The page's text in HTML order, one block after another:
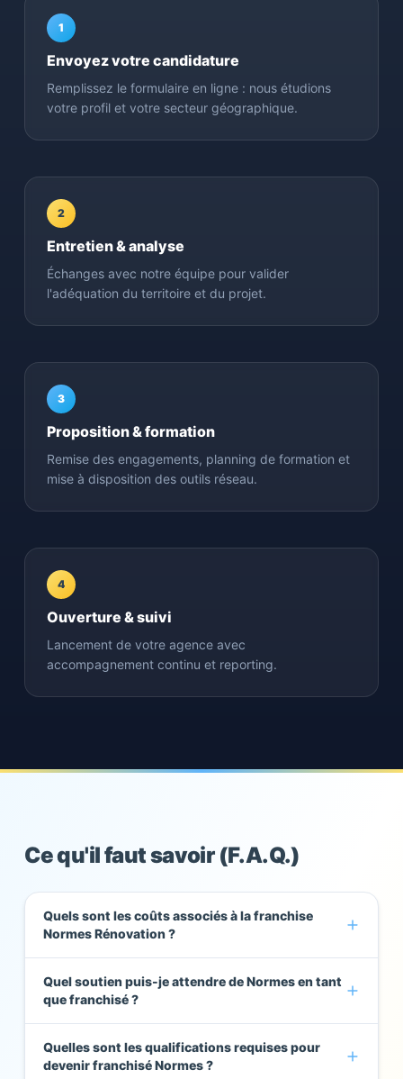
1
Envoyez votre candidature
Remplissez le formulaire en ligne : nous étudions
votre profil et votre secteur géographique.
2
Entretien & analyse
Échanges avec notre équipe pour valider
l'adéquation du territoire et du projet.
3
Proposition & formation
Remise des engagements, planning de formation et
mise à disposition des outils réseau.
4
Ouverture & suivi
Lancement de votre agence avec
accompagnement continu et reporting.
Ce qu'il faut savoir (F.A.Q.)
Quels sont les coûts associés à la franchise
Normes Rénovation ?
Quel soutien puis-je attendre de Normes en tant
que franchisé ?
Quelles sont les qualifications requises pour
devenir franchisé Normes ?